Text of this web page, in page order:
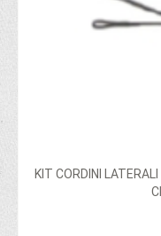
KIT CORDINI